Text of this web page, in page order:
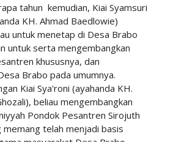
tahun kemudian, Kiai Syamsuri
KH. Ahmad Baedlowie)
untuk menetap di Desa Brabo
untuk serta mengembangkan
khususnya, dan
Brabo pada umumnya.
Kiai Sya'roni (ayahanda KH.
beliau mengembangkan
Pondok Pesantren Sirojuth
memang telah menjadi basis